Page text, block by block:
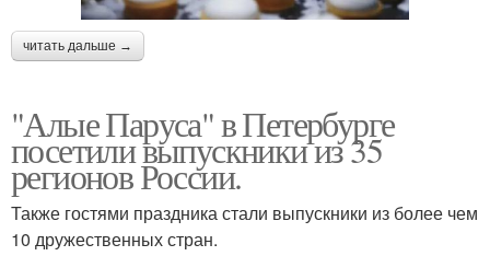
читать дальше →
"Алые Паруса" в Петербурге
посетили выпускники из 35
регионов России.
Также гостями праздника стали выпускники из более чем
10 дружественных стран.